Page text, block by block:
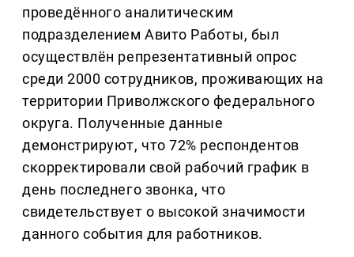
проведённого аналитическим
подразделением Авито Работы, был
осуществлён репрезентативный опрос
среди 2000 сотрудников, проживающих на
территории Приволжского федерального
округа. Полученные данные
демонстрируют, что 72% респондентов
скорректировали свой рабочий график в
день последнего звонка, что
свидетельствует о высокой значимости
данного события для работников.